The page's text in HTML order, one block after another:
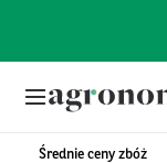
Średnie ceny zbóż